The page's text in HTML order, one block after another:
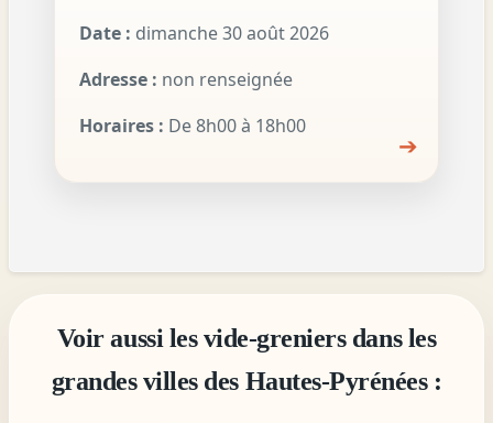
Date : dimanche 30 août 2026
Adresse : non renseignée
Horaires : De 8h00 à 18h00
➔
Voir aussi les vide-greniers dans les
grandes villes des Hautes-Pyrénées :